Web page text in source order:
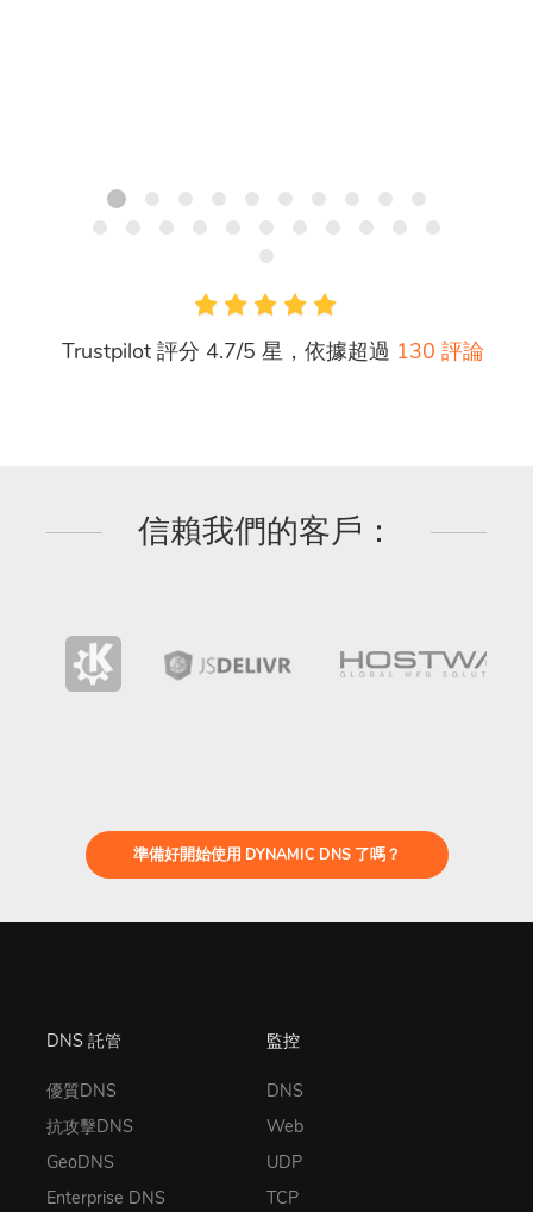
Trustpilot 評分 4.7/5 星，依據超過 130 評論
信賴我們的客戶：
準備好開始使用 DYNAMIC DNS 了嗎？
DNS 託管
優質DNS
抗攻擊DNS
GeoDNS
Enterprise DNS
監控
DNS
Web
UDP
TCP